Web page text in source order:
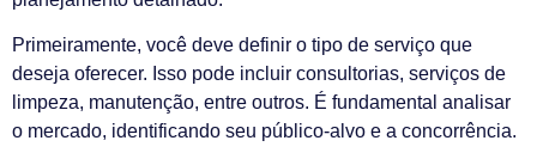
Primeiramente, você deve definir o tipo de serviço que
deseja oferecer. Isso pode incluir consultorias, serviços de
limpeza, manutenção, entre outros. É fundamental analisar
o mercado, identificando seu público-alvo e a concorrência.